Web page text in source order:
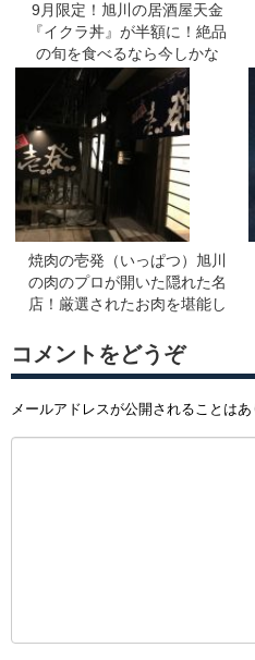
9月限定！旭川の居酒屋天金
『イクラ丼』が半額に！絶品
の旬を食べるなら今しかな
い！！お店へ急げ～☆
焼肉の壱発（いっぱつ）旭川
の肉のプロが開いた隠れた名
店！厳選されたお肉を堪能し
コメントをどうぞ
メールアドレスが公開されることはあ